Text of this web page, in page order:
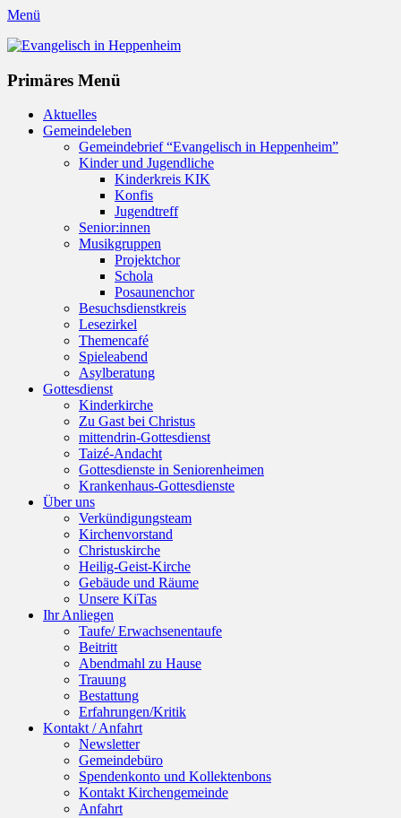
Menü
Evangelisch in Heppenheim
Primäres Menü
Zum
Inhalt
Aktuelles
Gemeindeleben
Gemeindebrief “Evangelisch in Heppenheim”
Kinder und Jugendliche
Kinderkreis KIK
Konfis
Jugendtreff
Senior:innen
Musikgruppen
Projektchor
Schola
Posaunenchor
Besuchsdienstkreis
Lesezirkel
Themencafé
Spieleabend
Asylberatung
Gottesdienst
Kinderkirche
Zu Gast bei Christus
mittendrin-Gottesdienst
Taizé-Andacht
Gottesdienste in Seniorenheimen
Krankenhaus-Gottesdienste
Über uns
Verkündigungsteam
Kirchenvorstand
Christuskirche
Heilig-Geist-Kirche
Gebäude und Räume
Unsere KiTas
Ihr Anliegen
Taufe/ Erwachsenentaufe
Beitritt
Abendmahl zu Hause
Trauung
Bestattung
Erfahrungen/Kritik
Kontakt / Anfahrt
Newsletter
Gemeindebüro
Spendenkonto und Kollektenbons
Kontakt Kirchengemeinde
Anfahrt